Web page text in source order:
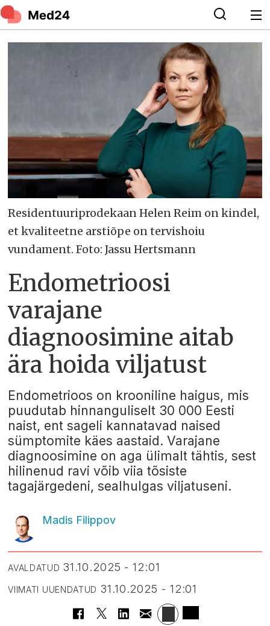
Residentuuriprodekaan Helen Reim on kindel,
et kvaliteetne arstiõpe on tervishoiu
vundament. Foto: Jassu Hertsmann
Endometrioosi
varajane
diagnoosimine aitab
ära hoida viljatust
Endometrioos on krooniline haigus, mis
puudutab hinnanguliselt 30 000 Eesti
naist, ent sageli kannatavad naised
sümptomite käes aastaid. Varajane
diagnoosimine on aga ülimalt tähtis, sest
hilinenud ravi võib viia tõsiste
tagajärgedeni, sealhulgas viljatuseni.
Madis Filippov
AVALDATUD 31.10.2025 - 12:01
VIIMATI UUENDATUD 31.10.2025 - 12:01